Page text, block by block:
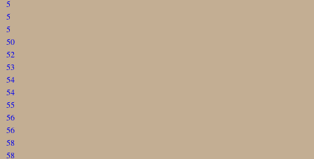
5
5
5
50
52
53
54
54
55
56
56
58
58